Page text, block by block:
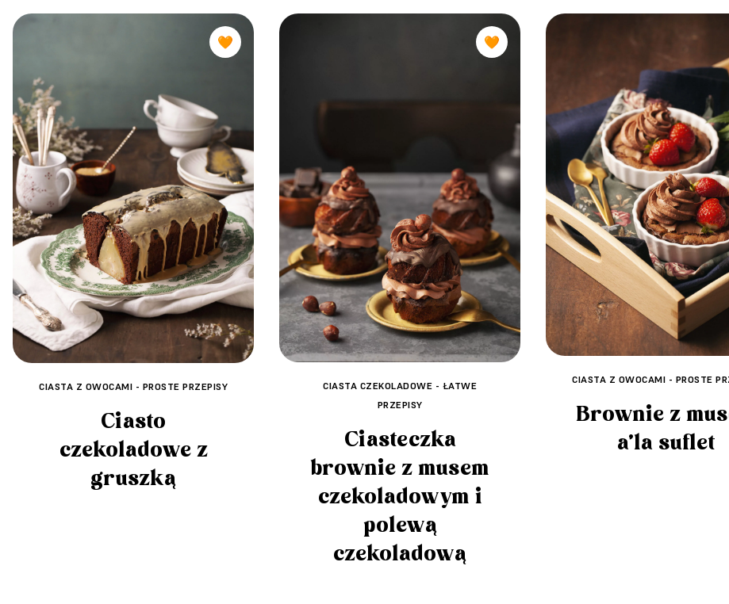
🧡
CIASTA Z OWOCAMI - PROSTE PRZEPISY
Ciasto
czekoladowe z
gruszką
🧡
CIASTA CZEKOLADOWE - ŁATWE
PRZEPISY
Ciasteczka
brownie z musem
czekoladowym i
polewą
czekoladową
CIASTA Z OWOCAMI - PROSTE
Brownie z
a’la suflet